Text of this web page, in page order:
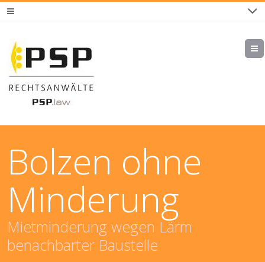
Bolzen ohne
Minderung
Mietminderung wegen Lärm
benachbarter Baustelle